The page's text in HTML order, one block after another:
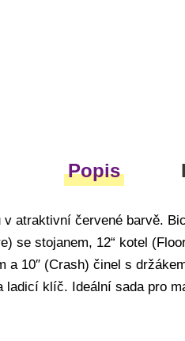
Popis
v atraktivní červené barvě.
se stojanem, 12“ kotel
a 10″ (Crash) činel s
ladicí klíč. Ideální sada pro